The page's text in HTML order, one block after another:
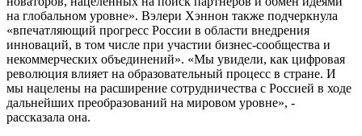
на глобальном уровне». Вэлери Хэннон также подчеркнула
«впечатляющий прогресс России в области внедрения
инноваций, в том числе при участии бизнес-сообщества и
некоммерческих объединений». «Мы увидели, как цифровая
революция влияет на образовательный процесс в стране. И
мы нацелены на расширение сотрудничества с Россией в ходе
дальнейших преобразований на мировом уровне», -
рассказала она.